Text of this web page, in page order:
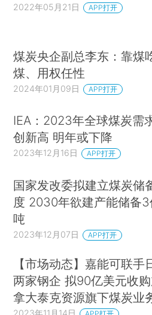
2022年05月21日 APP打开
煤炭央企副总李东：靠煤
煤、用权任性
2024年01月09日 APP打开
IEA：2023年全球煤炭需
创新高 明年或下降
2023年12月16日 APP打开
国家发改委拟建立煤炭储
度 2030年欲建产能储备
吨
2023年12月07日 APP打开
【市场动态】嘉能可联手
两家钢企 拟90亿美元收
拿大泰克资源旗下煤炭业
2023年11月14日